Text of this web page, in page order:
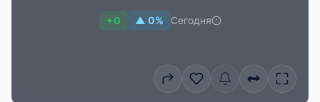
+0 ▲ 0% Сегодня